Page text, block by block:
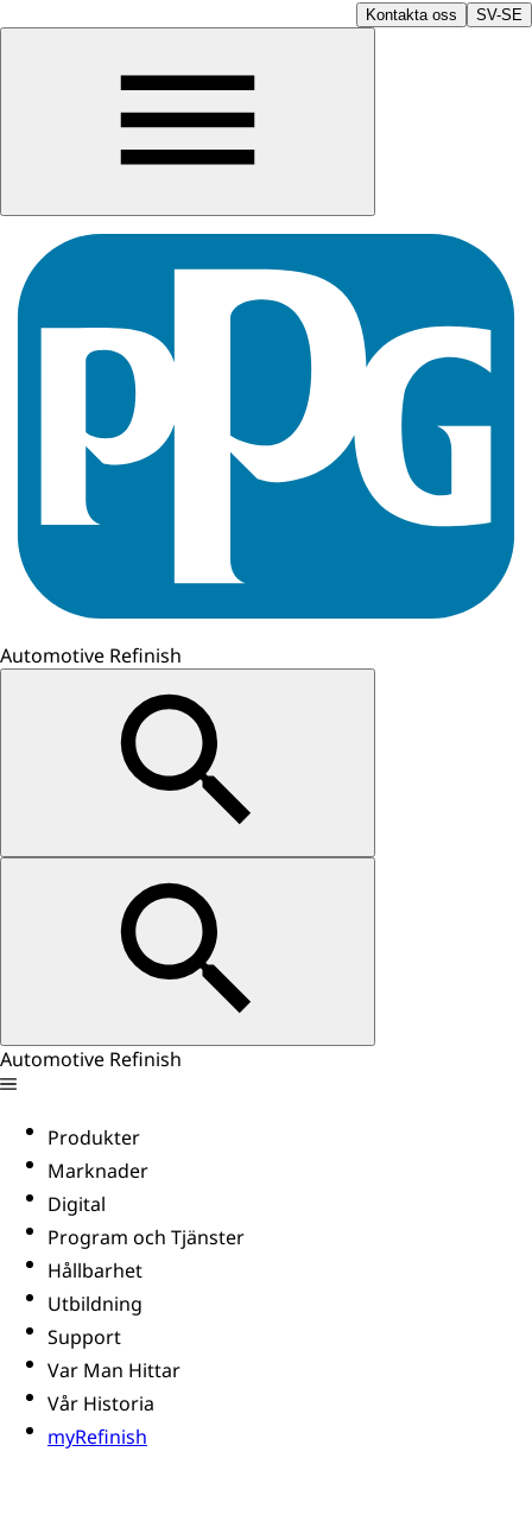
Kontakta oss SV-SE
Automotive Refinish
Automotive Refinish
Produkter
Marknader
Digital
Program och Tjänster
Hållbarhet
Utbildning
Support
Var Man Hittar
Vår Historia
myRefinish